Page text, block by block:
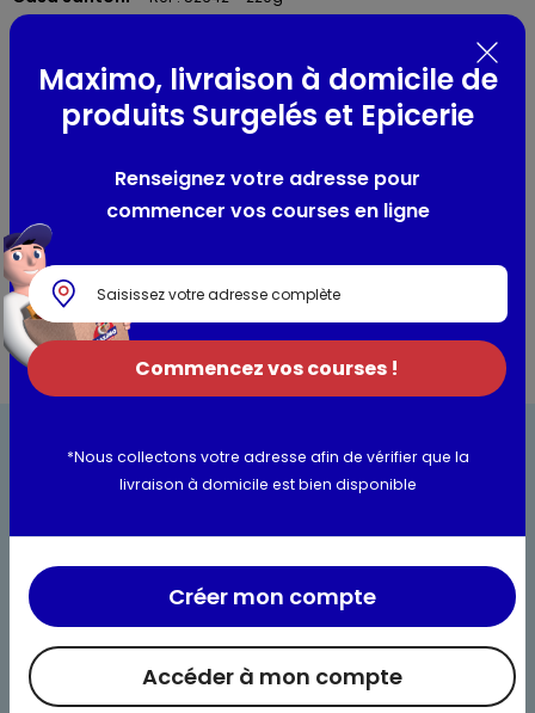
-
Bienvenue chez Maximo
Nos engagements
Maximo et vous
Maximo, livraison à domicile de
produits Surgelés et Epicerie
Renseignez votre adresse pour
commencer vos courses en ligne
Commencez vos courses !
*Nous collectons votre adresse afin de vérifier que la
livraison à domicile est bien disponible
Accéder à mon compte
Créer mon compte